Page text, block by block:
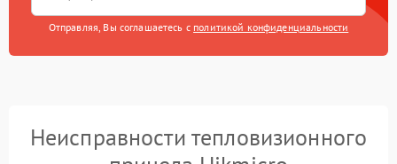
Отправляя, Вы соглашаетесь с политикой конфиденциальности
Неисправности тепловизионного